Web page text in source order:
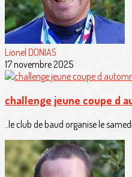
Lionel DONIAS
17 novembre 2025
challenge jeune coupe d
..le club de baud organise le